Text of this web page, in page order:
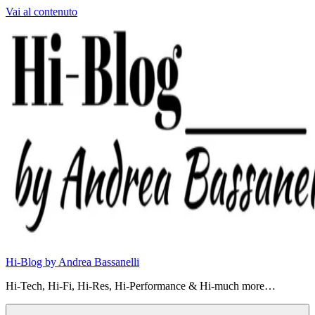
Vai al contenuto
Hi-Blog by Andrea Bassanelli
Hi-Tech, Hi-Fi, Hi-Res, Hi-Performance & Hi-much more…